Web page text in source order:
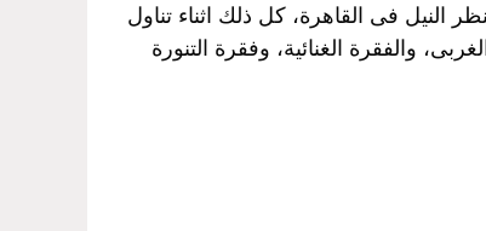
النيل فى القاهرة، كل ذلك اثناء تناول
والفقرة الغنائية، وفقرة التنورة